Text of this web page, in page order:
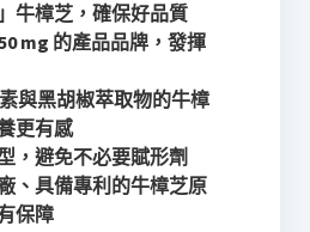
牛樟芝，確保好品質
mg 的產品品牌，發揮
與黑胡椒萃取物的牛樟
更有感
，避免不必要賦形劑
、具備專利的牛樟芝原
保障